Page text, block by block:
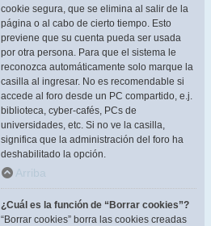
cookie segura, que se elimina al salir de la
página o al cabo de cierto tiempo. Esto
previene que su cuenta pueda ser usada
por otra persona. Para que el sistema le
reconozca automáticamente solo marque la
casilla al ingresar. No es recomendable si
accede al foro desde un PC compartido, e.j.
biblioteca, cyber-cafés, PCs de
universidades, etc. Si no ve la casilla,
significa que la administración del foro ha
deshabilitado la opción.
Arriba
¿Cuál es la función de “Borrar cookies”?
“Borrar cookies” borra las cookies creadas